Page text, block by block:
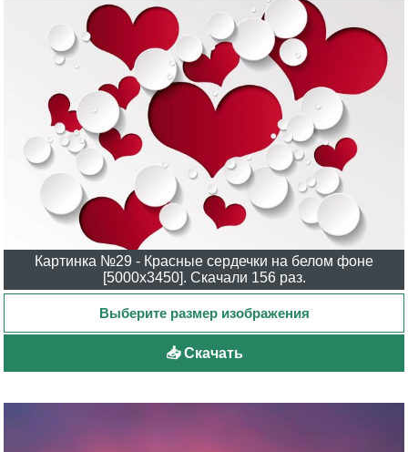
Картинка №29 - Красные сердечки на белом фоне
[5000x3450]. Скачали 156 раз.
📥 Скачать